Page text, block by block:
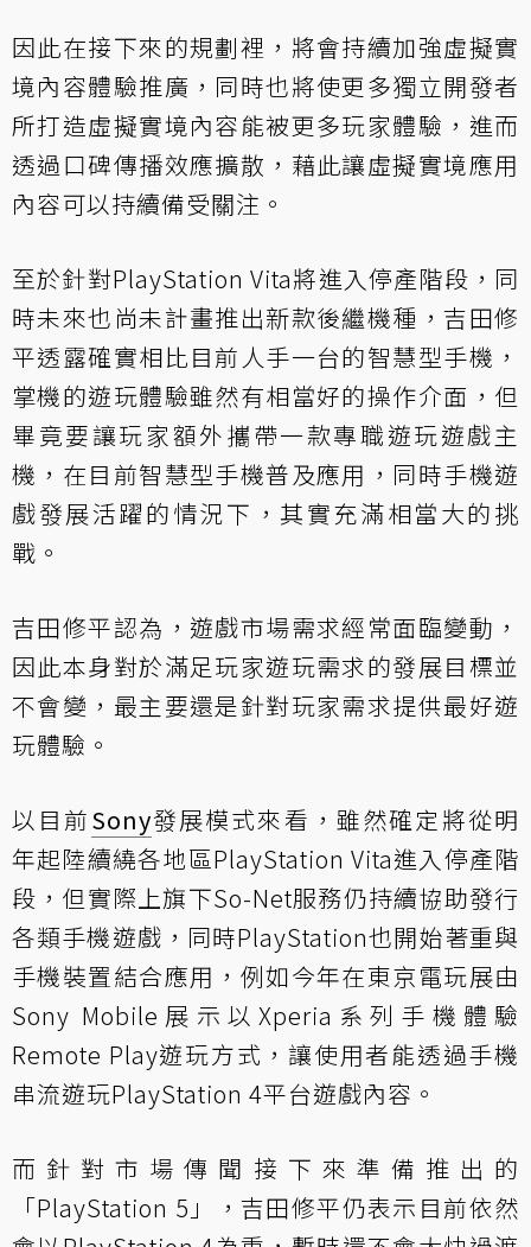
因此在接下來的規劃裡，將會持續加強虛擬實
境內容體驗推廣，同時也將使更多獨立開發者
所打造虛擬實境內容能被更多玩家體驗，進而
透過口碑傳播效應擴散，藉此讓虛擬實境應用
內容可以持續備受關注。
至於針對PlayStation Vita將進入停產階段，同
時未來也尚未計畫推出新款後繼機種，吉田修
平透露確實相比目前人手一台的智慧型手機，
掌機的遊玩體驗雖然有相當好的操作介面，但
畢竟要讓玩家額外攜帶一款專職遊玩遊戲主
機，在目前智慧型手機普及應用，同時手機遊
戲發展活躍的情況下，其實充滿相當大的挑
戰。
吉田修平認為，遊戲市場需求經常面臨變動，
因此本身對於滿足玩家遊玩需求的發展目標並
不會變，最主要還是針對玩家需求提供最好遊
玩體驗。
以目前Sony發展模式來看，雖然確定將從明
年起陸續繞各地區PlayStation Vita進入停產階
段，但實際上旗下So-Net服務仍持續協助發行
各類手機遊戲，同時PlayStation也開始著重與
手機裝置結合應用，例如今年在東京電玩展由
Sony Mobile展示以Xperia系列手機體驗
Remote Play遊玩方式，讓使用者能透過手機
串流遊玩PlayStation 4平台遊戲內容。
而針對市場傳聞接下來準備推出的
「PlayStation 5」，吉田修平仍表示目前依然